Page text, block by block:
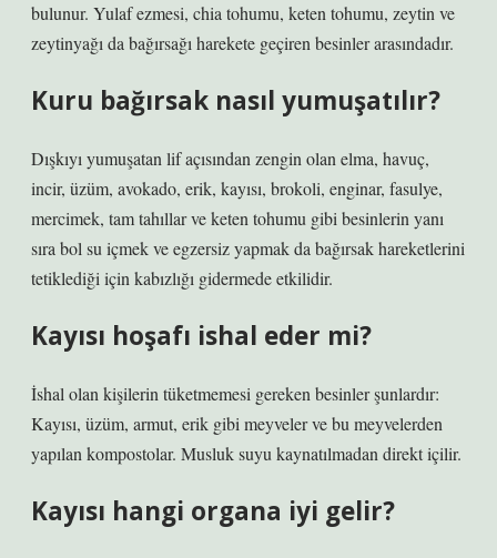
bulunur. Yulaf ezmesi, chia tohumu, keten tohumu, zeytin ve
zeytinyağı da bağırsağı harekete geçiren besinler arasındadır.
Kuru bağırsak nasıl yumuşatılır?
Dışkıyı yumuşatan lif açısından zengin olan elma, havuç,
incir, üzüm, avokado, erik, kayısı, brokoli, enginar, fasulye,
mercimek, tam tahıllar ve keten tohumu gibi besinlerin yanı
sıra bol su içmek ve egzersiz yapmak da bağırsak hareketlerini
tetiklediği için kabızlığı gidermede etkilidir.
Kayısı hoşafı ishal eder mi?
İshal olan kişilerin tüketmemesi gereken besinler şunlardır:
Kayısı, üzüm, armut, erik gibi meyveler ve bu meyvelerden
yapılan kompostolar. Musluk suyu kaynatılmadan direkt içilir.
Kayısı hangi organa iyi gelir?